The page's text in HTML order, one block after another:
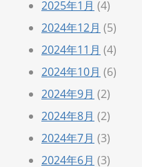
2025年1月 (4)
2024年12月 (5)
2024年11月 (4)
2024年10月 (6)
2024年9月 (2)
2024年8月 (2)
2024年7月 (3)
2024年6月 (3)